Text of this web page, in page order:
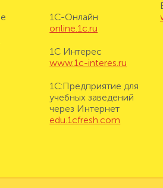
1С-Онлайн
online.1c.ru
1С Интерес
www.1c-interes.ru
1С:Предприятие для
учебных заведений
через Интернет
edu.1cfresh.com